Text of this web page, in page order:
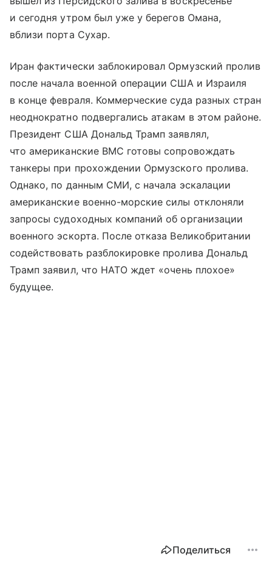
и сегодня утром был уже у берегов Омана,
вблизи порта Сухар.
Иран фактически заблокировал Ормузский пролив
после начала военной операции США и Израиля
в конце февраля. Коммерческие суда разных стран
неоднократно подвергались атакам в этом районе.
Президент США Дональд Трамп заявлял,
что американские ВМС готовы сопровождать
танкеры при прохождении Ормузского пролива.
Однако, по данным СМИ, с начала эскалации
американские военно-морские силы отклоняли
запросы судоходных компаний об организации
военного эскорта. После отказа Великобритании
содействовать разблокировке пролива Дональд
Трамп заявил, что НАТО ждет «очень плохое»
будущее.
Поделиться